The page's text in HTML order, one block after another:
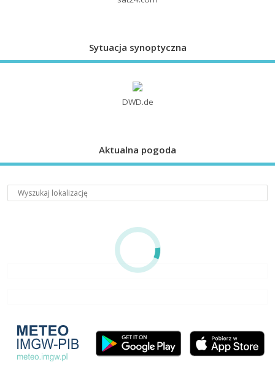
Sytuacja synoptyczna
DWD.de
Aktualna pogoda